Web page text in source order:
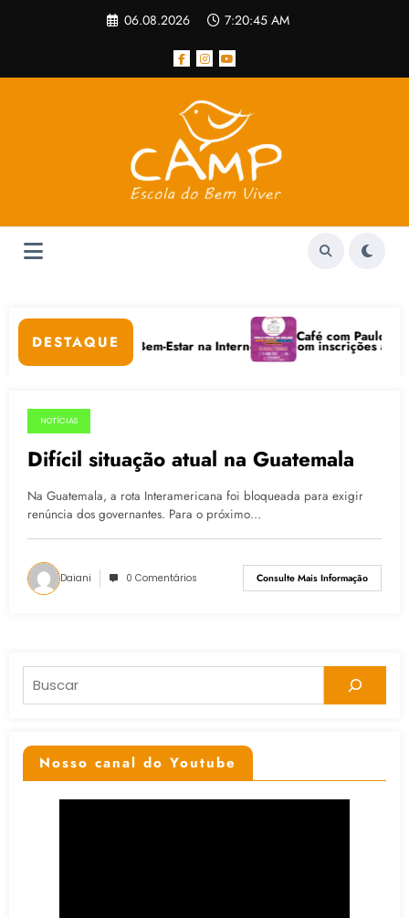
06.08.2026 7:20:45 AM
DESTAQUE
Digitais e Bem-Estar na Internet está com inscrições abertas
Café com Paulo Freire
07.05.2015
NOTÍCIAS
Difícil situação atual na Guatemala
Na Guatemala, a rota Interamericana foi bloqueada para exigir
renúncia dos governantes. Para o próximo…
Daiani 0 Comentários Consulte Mais Informação
Pesquisar
Nosso canal do Youtube